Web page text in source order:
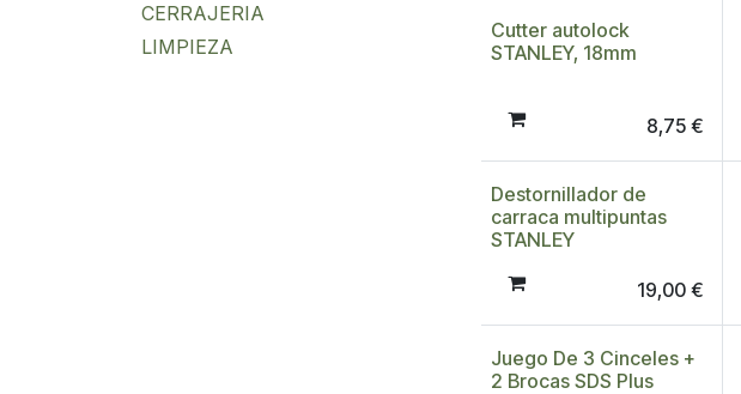
CERRAJERIA
LIMPIEZA
Cutter autolock
STANLEY, 18mm
8,75 €
Destornillador de
carraca multipuntas
STANLEY
19,00 €
Juego De 3 Cinceles +
2 Brocas SDS Plus